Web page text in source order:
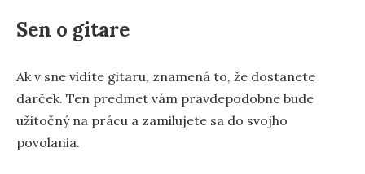
Sen o gitare
Ak v sne vidíte gitaru, znamená to, že dostanete
darček. Ten predmet vám pravdepodobne bude
užitočný na prácu a zamilujete sa do svojho
povolania.